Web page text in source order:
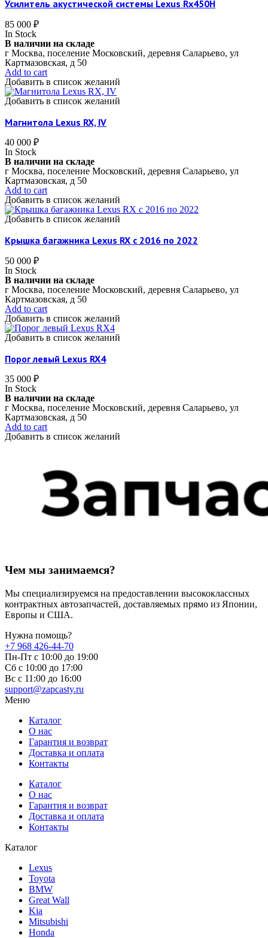
Усилитель акустической системы Lexus Rx450H
85 000 ₽
In Stock
В наличии на складе
г Москва, поселение Московский, деревня Саларьево, ул
Картмазовская, д 50
Add to cart
Добавить в список желаний
Добавить в список желаний
Магнитола Lexus RX, IV
40 000 ₽
In Stock
В наличии на складе
г Москва, поселение Московский, деревня Саларьево, ул
Картмазовская, д 50
Add to cart
Добавить в список желаний
Добавить в список желаний
Крышка багажника Lexus RX c 2016 по 2022
50 000 ₽
In Stock
В наличии на складе
г Москва, поселение Московский, деревня Саларьево, ул
Картмазовская, д 50
Add to cart
Добавить в список желаний
Добавить в список желаний
Порог левый Lexus RX4
35 000 ₽
In Stock
В наличии на складе
г Москва, поселение Московский, деревня Саларьево, ул
Картмазовская, д 50
Add to cart
Добавить в список желаний
Чем мы занимаемся?
Мы специализируемся на предоставлении высококлассных
контрактных автозапчастей, доставляемых прямо из Японии,
Европы и США.
Нужна помощь?
+7 968 426-44-70
Пн-Пт с 10:00 до 19:00
Сб с 10:00 до 17:00
Вс c 11:00 до 16:00
support@zapcasty.ru
Меню
Каталог
О нас
Гарантия и возврат
Доставка и оплата
Контакты
Каталог
О нас
Гарантия и возврат
Доставка и оплата
Контакты
Каталог
Lexus
Toyota
BMW
Great Wall
Kia
Mitsubishi
Honda